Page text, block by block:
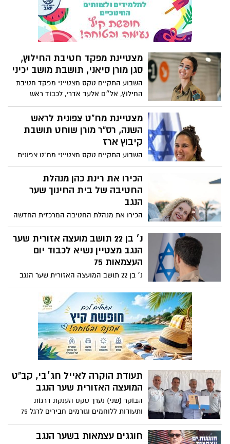
ניצן פלד ורותם יהודאי, יצאו אל התחרות
היוקרתית, בה משתתפים מאות נציגים ונציגות
משמונה מדינות, ביניהם אלופי ואלופות עולם
מצטיינת מפקד חטיבת החילוץ,
סגן מורן סיאני, תושבת מושב יכיני
השבוע התקיים טקס מצטייני מפקד חטיבת
החילוץ, אל״ם אלעד אדרי, לכבוד ראש
השנה. בין כלל המצטיינים נבחרה סגן מורן
סיאני ממושב יכיני, המשרתת כקצינת חילוץ
בחטיבה.
מצטיינת מח"ט צפונית לראש
השנה, רס"ר מורן שוחט תושבת
קיבוץ ארז
השבוע התקיים טקס מצטייני מח"ט צפונית
בראשות אל"ם חיים כהן. מבין כלל המצטיינים
נבחרה רס"ר (מיל') מורן שוחט המתגוררת
בקיבוץ אורז ומשרתת כסמב"צית במכלול
עורף בחטמ"ר צפונית.
הכירו את רינת כהן מנהלת
החטיבה של בית החינוך שער
הנגב
הכירו את מנהלת החטיבה המרכזית החדשה
של בית החינוך שער הנגב - רינת כהן, חברת
קהילת אור הנר.נ׳ בן 22 תושב מועצה אזורית שער
הנגב מצטיין נשיא לכבוד יום
העצמאות 75
נ׳ בן 22 תושב המועצה האזורית שער הנגב
נמצא כעת בקורס הקצינים בבה״ד 1 עם סיומו
לנ׳ שתי אחיות אשר משרתות בתפקידים
משמעותיים בצה״ל, אחת המשרתת כקצינת
ת״ש והשנייה שירתה ביחידה מסווגת.
תעודת הוקרה לאייל חג׳בי, קב"ט
המועצה האזורית שער הנגב
הבוקר (שני) נערך טקס הענקת דרגות
ותעודות ללוחמים וגורמים חבירים לרגל 75
שנות עצמאות למדינת ישראל. במסגרתו קיבל
אייל חג׳בי, קב"ט המועצה, תעודת הוקרה על
חוגגים עצמאות בשער הנגב